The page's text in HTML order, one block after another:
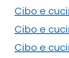
Cibo e
Cibo e
Cibo e